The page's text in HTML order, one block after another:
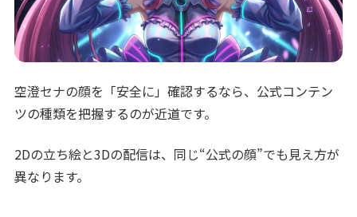
空澄セナの顔を「安全に」確認するなら、公式コンテン
ツの種類を把握するのが近道です。
2Dの立ち絵と3Dの配信は、同じ“公式の顔”でも見え方が
異なります。